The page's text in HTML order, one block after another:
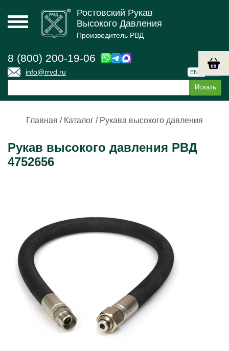
Ростовский Рукав
Высокого Давления
Производитель РВД
8 (800) 200-19-06
info@rrvd.ru ENG
Главная / Каталог / Рукава высокого давления
Рукав высокого давления РВД
4752656